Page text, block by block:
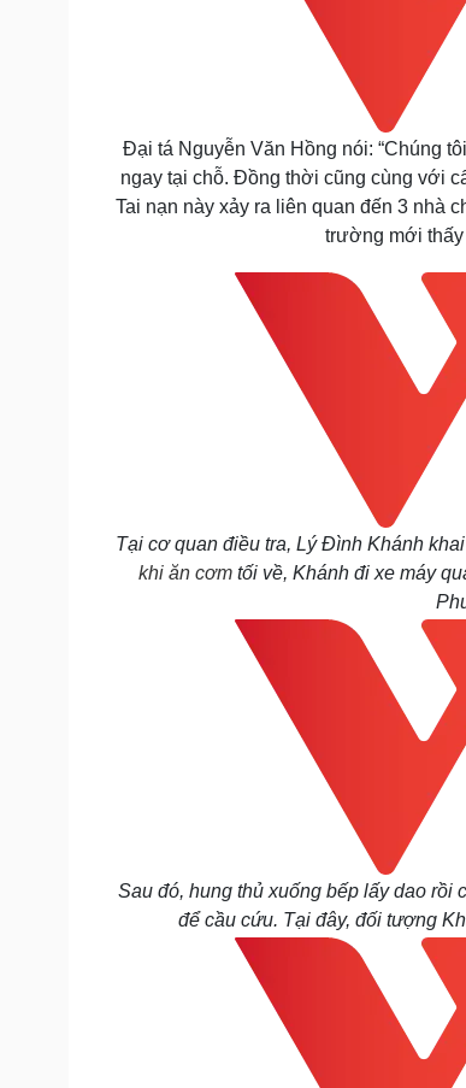
Đại tá Nguyễn Văn Hồng nói: “Chúng
ngay tại chỗ. Đồng thời cũng cùng với
Tai nạn này xảy ra liên quan đến 3 nhà
trường mới
Tại cơ quan điều tra, Lý Đình Khánh
khi ăn cơm tối về, Khánh đi xe máy
Sau đó, hung thủ xuống bếp lấy dao rồi
để cầu cứu. Tại đây, đối tượng